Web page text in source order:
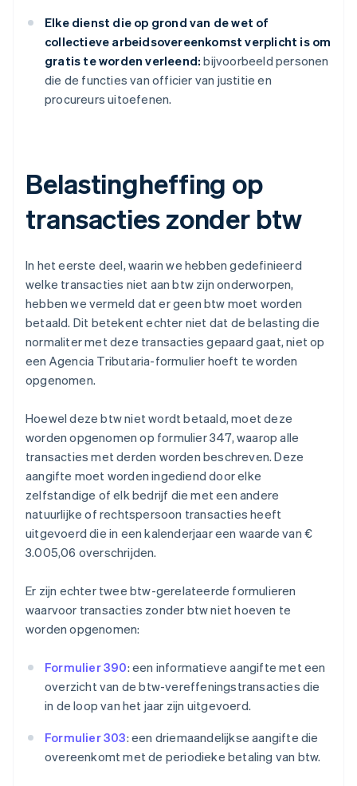
Elke dienst die op grond van de wet of
collectieve arbeidsovereenkomst verplicht is om
gratis te worden verleend: bijvoorbeeld personen
die de functies van officier van justitie en
procureurs uitoefenen.
Belastingheffing op
transacties zonder btw
In het eerste deel, waarin we hebben gedefinieerd
welke transacties niet aan btw zijn onderworpen,
hebben we vermeld dat er geen btw moet worden
betaald. Dit betekent echter niet dat de belasting die
normaliter met deze transacties gepaard gaat, niet op
een Agencia Tributaria-formulier hoeft te worden
opgenomen.
Hoewel deze btw niet wordt betaald, moet deze
worden opgenomen op formulier 347, waarop alle
transacties met derden worden beschreven. Deze
aangifte moet worden ingediend door elke
zelfstandige of elk bedrijf die met een andere
natuurlijke of rechtspersoon transacties heeft
uitgevoerd die in een kalenderjaar een waarde van €
3.005,06 overschrijden.
Er zijn echter twee btw-gerelateerde formulieren
waarvoor transacties zonder btw niet hoeven te
worden opgenomen:
Formulier 390: een informatieve aangifte met een
overzicht van de btw-vereffeningstransacties die
in de loop van het jaar zijn uitgevoerd.
Formulier 303: een driemaandelijkse aangifte die
overeenkomt met de periodieke betaling van btw.